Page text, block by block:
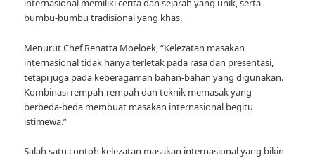
internasional memiliki cerita dan sejarah yang unik, serta
bumbu-bumbu tradisional yang khas.
Menurut Chef Renatta Moeloek, “Kelezatan masakan
internasional tidak hanya terletak pada rasa dan presentasi,
tetapi juga pada keberagaman bahan-bahan yang digunakan.
Kombinasi rempah-rempah dan teknik memasak yang
berbeda-beda membuat masakan internasional begitu
istimewa.”
Salah satu contoh kelezatan masakan internasional yang bikin